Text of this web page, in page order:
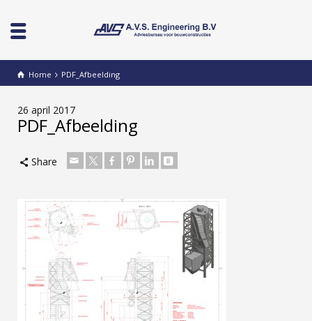
Home PDF_Afbeelding
26 april 2017
PDF_Afbeelding
Share